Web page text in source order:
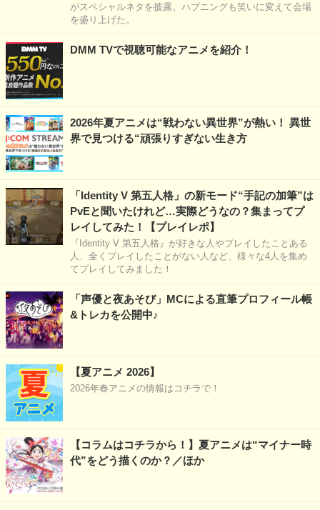
がスペシャルネタを披露。ハプニングも笑いに変えて会場
を盛り上げた。
DMM TVで視聴可能なアニメを紹介！
2026年夏アニメは“戦わない異世界”が熱い！ 異世
界で見つける“頑張りすぎない生き方
「Identity V 第五人格」の新モード“手記の加筆”は
PvEと聞いたけれど…実際どうなの？集まってプ
レイしてみた！【プレイレポ】
『Identity V 第五人格』が好きな人やプレイしたことある
人、全くプレイしたことがない人など、様々な4人を集め
てプレイしてみました！
「声優と夜あそび」MCによる直筆プロフィール帳
&トレカを公開中♪
【夏アニメ 2026】
2026年春アニメの情報はコチラで！
【コラムはコチラから！】夏アニメは“マイナー時
代”をどう描くのか？／ほか